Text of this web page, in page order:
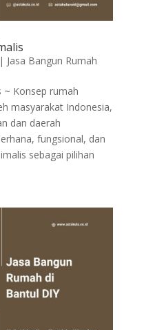
| Jasa Bangun Rumah
~ Konsep rumah
masyarakat Indonesia,
dan daerah
fungsional, dan
sebagai pilihan